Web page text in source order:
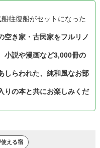
往復船がセットになった
き家・古民家をフルリノ
小説や漫画など3,000冊の
らわれた、純和風なお部
の本と共にお楽しみくだ
える宿